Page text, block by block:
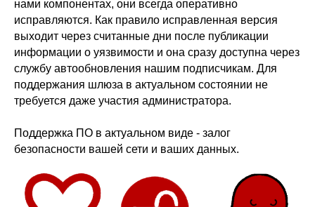
нами компонентах, они всегда оперативно
исправляются. Как правило исправленная версия
выходит через считанные дни после публикации
информации о уязвимости и она сразу доступна через
службу автообновления нашим подписчикам. Для
поддержания шлюза в актуальном состоянии не
требуется даже участия администратора.
Поддержка ПО в актуальном виде - залог
безопасности вашей сети и ваших данных.